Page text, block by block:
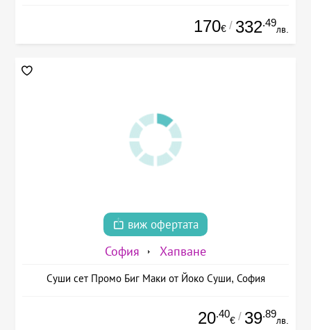
170€ / 332.49
лв.
виж офертата
София Хапване
Суши сет Промо Биг Маки от Йоко Суши, София
20.40
€ / 39.89
лв.